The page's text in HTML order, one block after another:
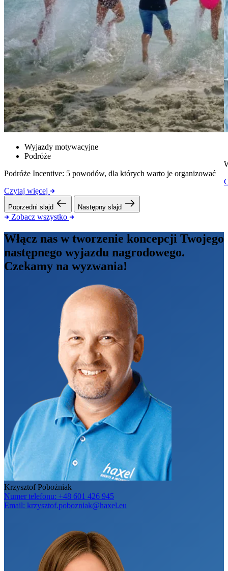
Wyjazdy motywacyjne
Podróże
Podróże Incentive: 5 powodów, dla których warto je organizować
Czytaj więcej
Poprzedni slajd Następny slajd
Zobacz wszystko
Włącz nas w tworzenie koncepcji Twojego
następnego wyjazdu nagrodowego.
Czekamy na wyzwania!
Krzysztof Pobożniak
Numer telefonu: +48 601 426 945
Email: krzysztof.pobozniak@haxel.eu